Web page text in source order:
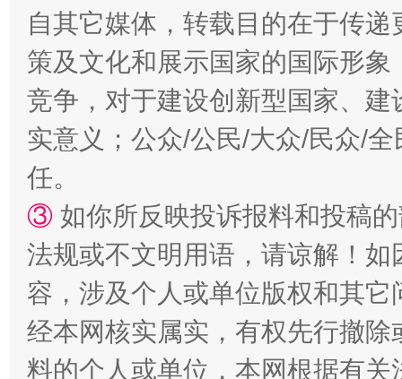
扯下公款旅游的“隐身衣” 如何以
“蜀中异人”王建安的艺术幻境
自其它媒体，转载目的在于传
策及文化和展示国家的国际形
竞争，对于建设创新型国家、
实意义；公众/公民/大众/民众/
任。
③ 如你所反映投诉报料和投稿
法规或不文明用语，请谅解！
容，涉及个人或单位版权和其它
经本网核实属实，有权先行撤
料的个人或单位，本网根据有